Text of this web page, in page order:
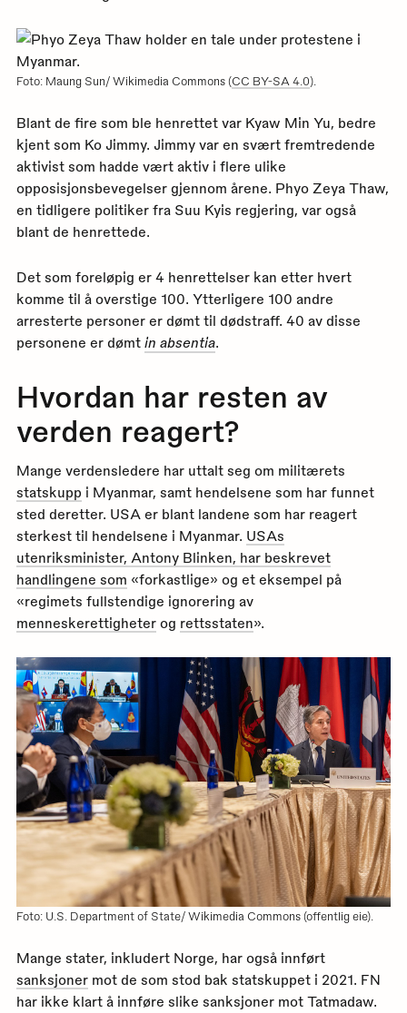
Foto: Maung Sun/ Wikimedia Commons (CC BY-SA 4.0).
Blant de fire som ble henrettet var Kyaw Min Yu, bedre
kjent som Ko Jimmy. Jimmy var en svært fremtredende
aktivist som hadde vært aktiv i flere ulike
opposisjonsbevegelser gjennom årene. Phyo Zeya Thaw,
en tidligere politiker fra Suu Kyis regjering, var også
blant de henrettede.
Det som foreløpig er 4 henrettelser kan etter hvert
komme til å overstige 100. Ytterligere 100 andre
arresterte personer er dømt til dødstraff. 40 av disse
personene er dømt in absentia.
Hvordan har resten av
verden reagert?
Mange verdensledere har uttalt seg om militærets
statskupp i Myanmar, samt hendelsene som har funnet
sted deretter. USA er blant landene som har reagert
sterkest til hendelsene i Myanmar. USAs
utenriksminister, Antony Blinken, har beskrevet
handlingene som «forkastlige» og et eksempel på
«regimets fullstendige ignorering av
menneskerettigheterog rettsstaten».
Foto: U.S. Department of State/ Wikimedia Commons (offentlig eie).
Mange stater, inkludert Norge, har også innført
sanksjonermot de som stod bak statskuppet i 2021. FN
har ikke klart å innføre slike sanksjoner mot Tatmadaw.